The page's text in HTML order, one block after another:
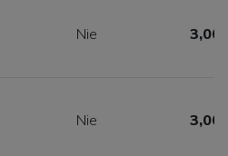
Nie 3,00
Nie 3,00